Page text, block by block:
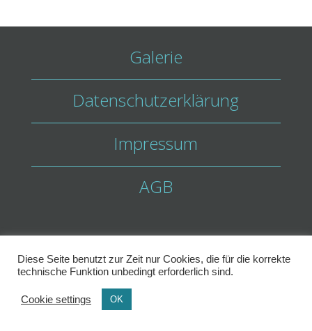
Galerie
Datenschutzerklärung
Impressum
AGB
Hausener Weg 31 ･ 60489 Frankfurt
Diese Seite benutzt zur Zeit nur Cookies, die für die korrekte
technische Funktion unbedingt erforderlich sind.
Cookie settings OK